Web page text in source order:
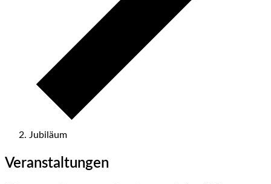
Jubiläum
Veranstaltungen